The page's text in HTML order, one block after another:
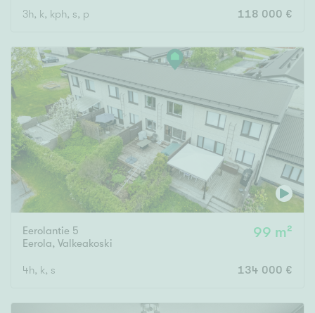
Parveke
3h, k, kph, s, p 118 000 €
Eerolantie 5
Eerola, Valkeakoski
99 m²
4h, k, s 134 000 €